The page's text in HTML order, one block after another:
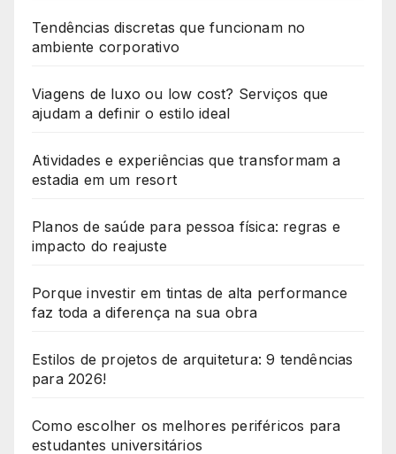
Tendências discretas que funcionam no
ambiente corporativo
Viagens de luxo ou low cost? Serviços que
ajudam a definir o estilo ideal
Atividades e experiências que transformam a
estadia em um resort
Planos de saúde para pessoa física: regras e
impacto do reajuste
Porque investir em tintas de alta performance
faz toda a diferença na sua obra
Estilos de projetos de arquitetura: 9 tendências
para 2026!
Como escolher os melhores periféricos para
estudantes universitários